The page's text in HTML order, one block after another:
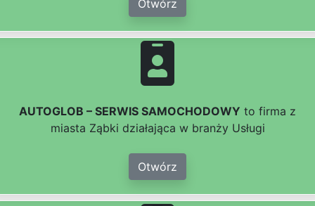
Otwórz
AUTOGLOB – SERWIS SAMOCHODOWY to firma z
miasta Ząbki działająca w branży Usługi
Otwórz